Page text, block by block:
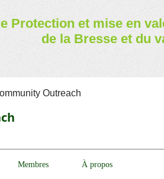
Protection et mise en
de la Bresse et du
Outreach
Membres À propos